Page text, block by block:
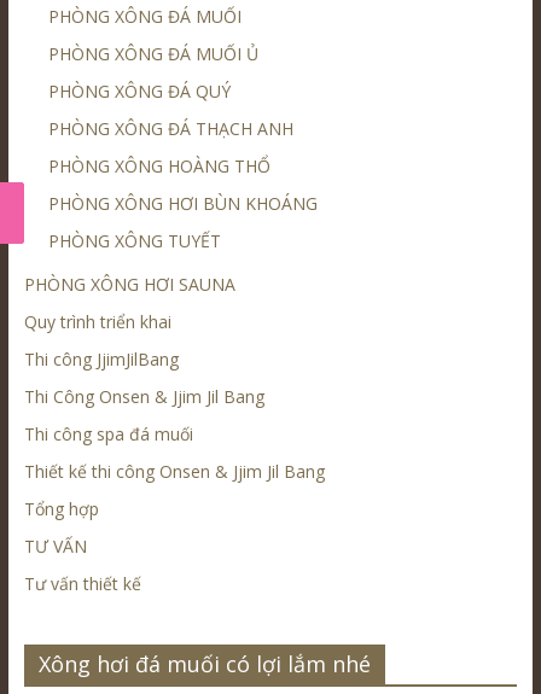
PHÒNG XÔNG ĐÁ MUỐI
PHÒNG XÔNG ĐÁ MUỐI Ủ
PHÒNG XÔNG ĐÁ QUÝ
PHÒNG XÔNG ĐÁ THẠCH ANH
PHÒNG XÔNG HOÀNG THỔ
PHÒNG XÔNG HƠI BÙN KHOÁNG
PHÒNG XÔNG TUYẾT
PHÒNG XÔNG HƠI SAUNA
Quy trình triển khai
Thi công JjimJilBang
Thi Công Onsen & Jjim Jil Bang
Thi công spa đá muối
Thiết kế thi công Onsen & Jjim Jil Bang
Tổng hợp
TƯ VẤN
Tư vấn thiết kế
Xông hơi đá muối có lợi lắm nhé